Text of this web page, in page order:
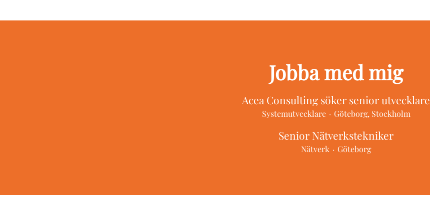
Jobba med mig
Acea Consulting söker senior utvecklare
Systemutvecklare · Göteborg, Stockholm
Senior Nätverkstekniker
Nätverk · Göteborg